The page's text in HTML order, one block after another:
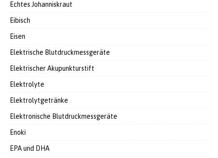
Echtes Johanniskraut
Eibisch
Eisen
Elektrische Blutdruckmessgeräte
Elektrischer Akupunkturstift
Elektrolyte
Elektrolytgetränke
Elektronische Blutdruckmessgeräte
Enoki
EPA und DHA